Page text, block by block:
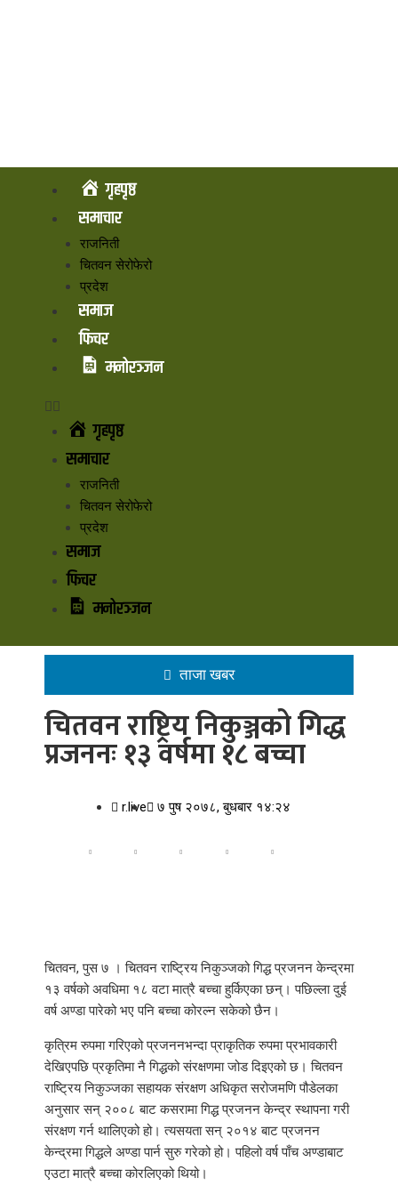
गृहपृष्ठ
समाचार
राजनिती
चितवन सेरोफेरो
प्रदेश
समाज
फिचर
मनोरञ्जन
गृहपृष्ठ
समाचार
राजनिती
चितवन सेरोफेरो
प्रदेश
समाज
फिचर
मनोरञ्जन
ताजा खबर
चितवन राष्ट्रिय निकुञ्जको गिद्ध
प्रजननः १३ वर्षमा १८ बच्चा
r.live ७ पुष २०७८, बुधबार १४:२४
चितवन, पुस ७ । चितवन राष्ट्रिय निकुञ्जको गिद्ध प्रजनन केन्द्रमा
१३ वर्षको अवधिमा १८ वटा मात्रै बच्चा हुर्किएका छन्। पछिल्ला दुई
वर्ष अण्डा पारेको भए पनि बच्चा कोरल्न सकेको छैन।
कृत्रिम रुपमा गरिएको प्रजननभन्दा प्राकृतिक रुपमा प्रभावकारी
देखिएपछि प्रकृतिमा नै गिद्धको संरक्षणमा जोड दिइएको छ। चितवन
राष्ट्रिय निकुञ्जका सहायक संरक्षण अधिकृत सरोजमणि पौडेलका
अनुसार सन् २००८ बाट कसरामा गिद्ध प्रजनन केन्द्र स्थापना गरी
संरक्षण गर्न थालिएको हो। त्यसयता सन् २०१४ बाट प्रजनन
केन्द्रमा गिद्धले अण्डा पार्न सुरु गरेको हो। पहिलो वर्ष पाँच अण्डाबाट
एउटा मात्रै बच्चा कोरलिएको थियो।